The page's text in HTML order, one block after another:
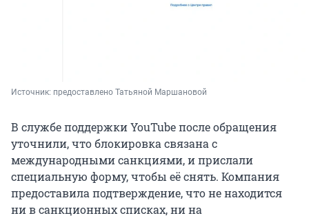
Источник: предоставлено Татьяной Маршановой
В службе поддержки YouTube после обращения
уточнили, что блокировка связана с
международными санкциями, и прислали
специальную форму, чтобы её снять. Компания
предоставила подтверждение, что не находится
ни в санкционных списках, ни на